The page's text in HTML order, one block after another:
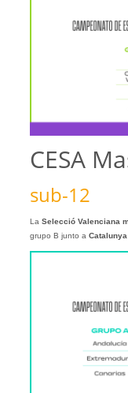
CESA
sub-12
La Selecció Valenciana
grupo B junto a Catalunya